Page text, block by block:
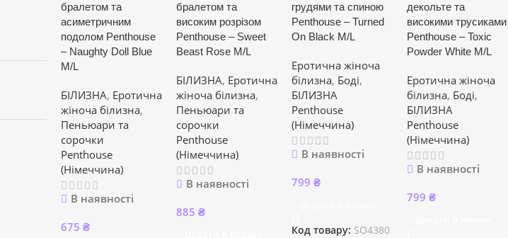
бралетом та
асиметричним
подолом Penthouse
– Naughty Doll Blue
M/L
БІЛИЗНА, Еротична
жіноча білизна,
Пеньюари та
сорочки
Penthouse
(Німеччина)
В наявності
675 ₴
бралетом та
високим розрізом
Penthouse – Sweet
Beast Rose M/L
БІЛИЗНА, Еротична
жіноча білизна,
Пеньюари та
сорочки
Penthouse
(Німеччина)
В наявності
885 ₴
грудями та спиною
Penthouse – Turned
On Black M/L
Еротична жіноча
білизна, Боді,
БІЛИЗНА
Penthouse
(Німеччина)
В наявності
799 ₴
Код товару: SO4380
декольте та
високими трусиками
Penthouse – Toxic
Powder White M/L
Еротична жіноча
білизна, Боді,
БІЛИЗНА
Penthouse
(Німеччина)
В наявності
799 ₴